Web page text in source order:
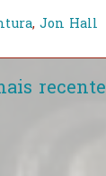
, Jon Hall
recente